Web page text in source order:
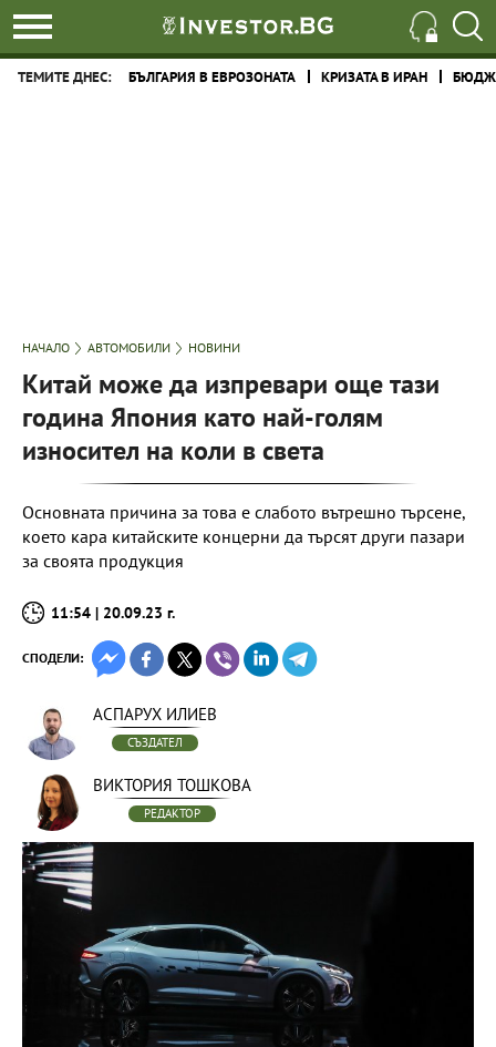
ТЕМИТЕ ДНЕС: БЪЛГАРИЯ В ЕВРОЗОНАТА КРИЗАТА В ИРАН
НАЧАЛО АВТОМОБИЛИ НОВИНИ
Китай може да изпревари още тази
година Япония като най-голям
износител на коли в света
Основната причина за това е слабото вътрешно търсене,
което кара китайските концерни да търсят други пазари
за своята продукция
11:54 | 20.09.23 г.
СПОДЕЛИ:
АСПАРУХ ИЛИЕВ
СЪЗДАТЕЛ
ВИКТОРИЯ ТОШКОВА
РЕДАКТОР